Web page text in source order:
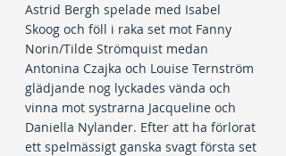
Astrid Bergh spelade med Isabel
Skoog och föll i raka set mot Fanny
Norin/Tilde Strömquist medan
Antonina Czajka och Louise Ternström
glädjande nog lyckades vända och
vinna mot systrarna Jacqueline och
Daniella Nylander. Efter att ha förlorat
ett spelmässigt ganska svagt första set